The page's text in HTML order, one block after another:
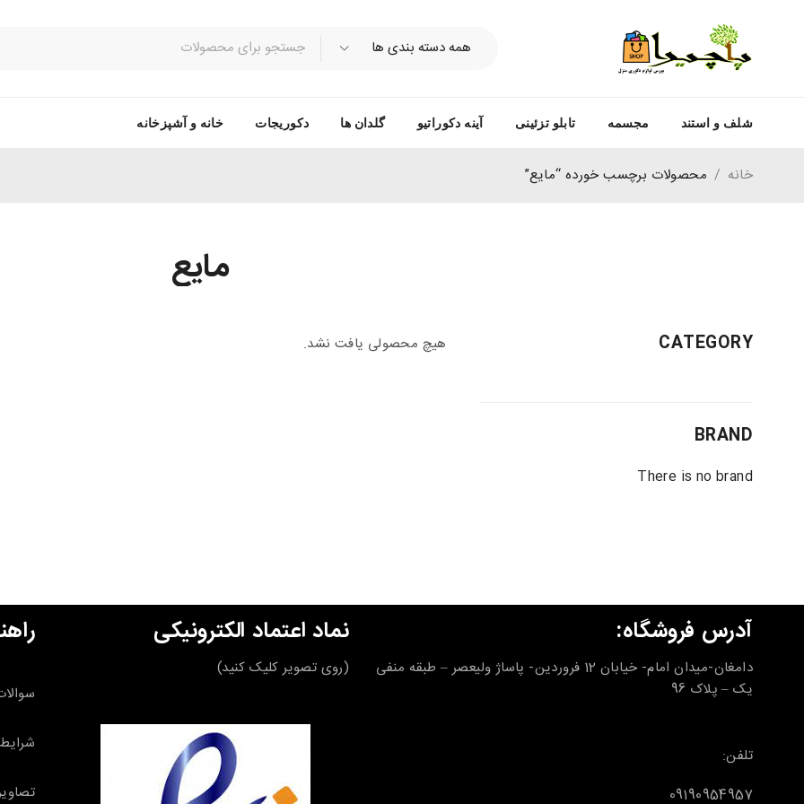
شلف و استند مجسمه تابلو تزئینی آینه دکوراتیو گلدان ها دکوریجات خانه و آشپزخانه
مایع
خانه / محصولات برچسب خورده “مایع”
CATEGORY
BRAND
There is no brand
هیچ محصولی یافت نشد.
آدرس فروشگاه:
دامغان-میدان امام- خیابان 12 فروردین- پاساژ ولیعصر – طبقه منفی
یک – پلاک 96
تلفن:
09190954957
نماد اعتماد الکترونیکی
(روی تصویر کلیک کنید)